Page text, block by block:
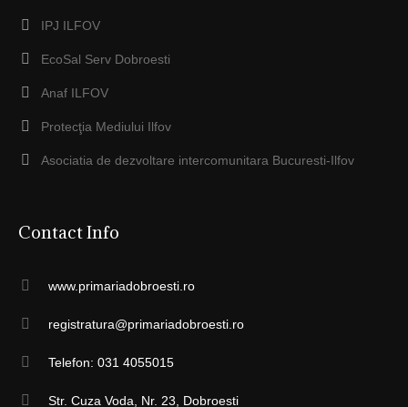
IPJ ILFOV
EcoSal Serv Dobroesti
Anaf ILFOV
Protecţia Mediului Ilfov
Asociatia de dezvoltare intercomunitara Bucuresti-Ilfov
Contact Info
www.primariadobroesti.ro
registratura@primariadobroesti.ro
Telefon: 031 4055015
Str. Cuza Voda, Nr. 23, Dobroesti